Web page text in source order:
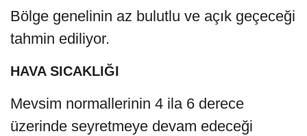
Bölge genelinin az bulutlu ve açık geçeceği
tahmin ediliyor.
HAVA SICAKLIĞI
Mevsim normallerinin 4 ila 6 derece
üzerinde seyretmeye devam edeceği